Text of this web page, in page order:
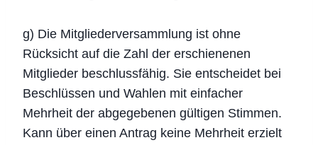
g) Die Mitgliederversammlung ist ohne
Rücksicht auf die Zahl der erschienenen
Mitglieder beschlussfähig. Sie entscheidet bei
Beschlüssen und Wahlen mit einfacher
Mehrheit der abgegebenen gültigen Stimmen.
Kann über einen Antrag keine Mehrheit erzielt